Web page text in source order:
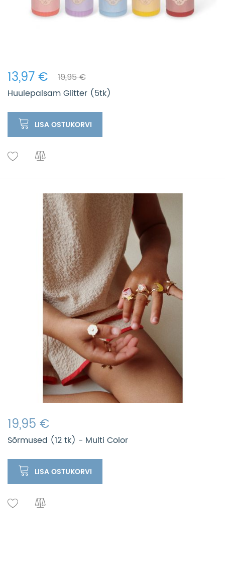
13,97 €
19,95 €
Huulepalsam Glitter (5tk)
LISA OSTUKORVI
19,95 €
Sõrmused (12 tk) - Multi Color
LISA OSTUKORVI